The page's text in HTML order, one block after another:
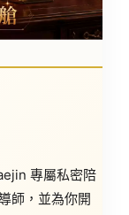
專屬私密陪
師，並為你開